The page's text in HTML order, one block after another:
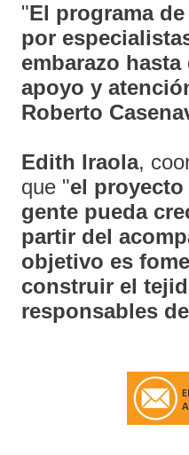
"El programa
por
embarazo
apoyo y
Roberto
Edith Iraola,
que "el
gente pueda
partir del
objetivo es
construir el
responsables